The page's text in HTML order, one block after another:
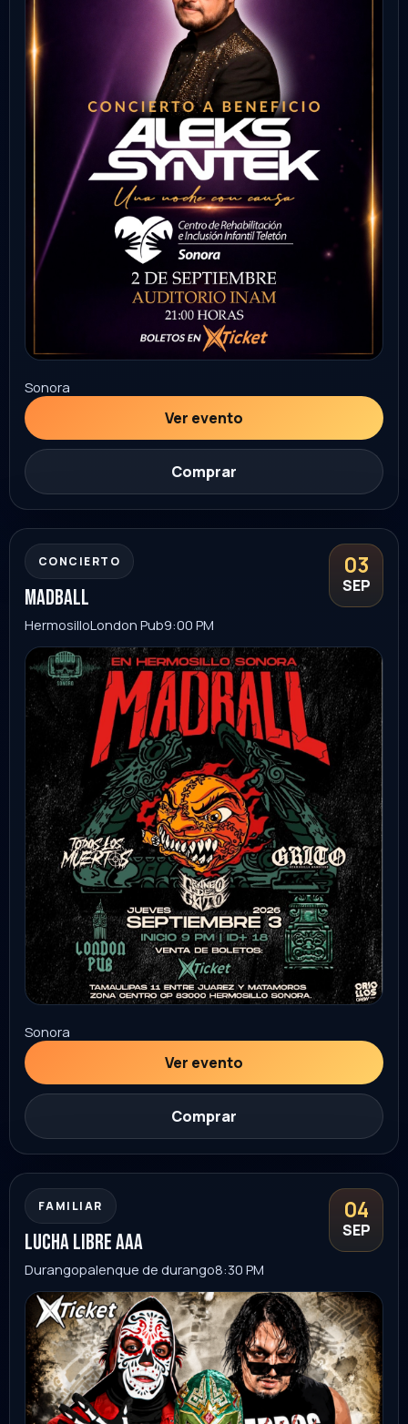
Comprar
FAMILIAR
lucha libre AAA
Durango palenque de durango8:30 PM
04
SEP
Ver evento
Comprar
horoscopos de durango
León palenque leon9:00 PM
05
SEP
Guanajuato
Ver evento
Comprar